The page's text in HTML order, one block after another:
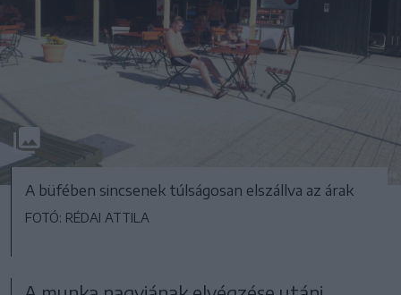
A büfében sincsenek túlságosan elszállva az árak
FOTÓ: RÉDAI ATTILA